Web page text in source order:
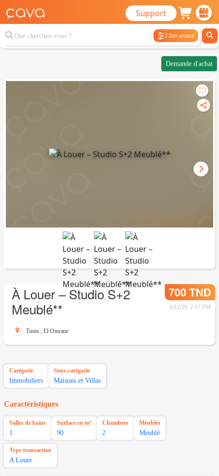
Support
Filtre avancé
Demande d'achat
À Louer – Studio S+2
Meublé**
700 TND
6/11/26, 2:17 PM
Tunis , El Omrane
Catégorie
Immobiliers
Sous-catégorie
Maisons et Villas
Caractéristiques
Salles de bains
1
Surface en m²
90
Chambres
2
Meubles
Meublé
Type transaction
A Louer